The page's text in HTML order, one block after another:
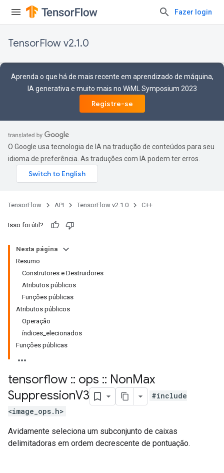
Fazer login
TensorFlow v2.1.0
Aprenda o que há de mais recente em aprendizado de máquina,
IA generativa e muito mais no WiML Symposium 2023
Registre-se
O Google usa tecnologia de IA na tradução de conteúdos para seu
idioma de preferência. As traduções com IA podem ter erros.
TensorFlow API TensorFlow v2.1.0 C++
Isso foi útil?
Nesta página
Resumo
Construtores e Destruidores
Atributos públicos
Funções públicas
Atributos públicos
Operação
índices_elecionados
Funções públicas
tensorflow :: ops :: NonMax
SuppressionV3
#include
<image_ops.h>
Avidamente seleciona um subconjunto de caixas
delimitadoras em ordem decrescente de pontuação.